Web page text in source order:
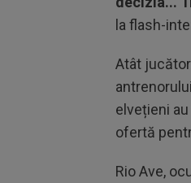
la flash-
Atât
elvețieni
ofertă
Rio Ave,